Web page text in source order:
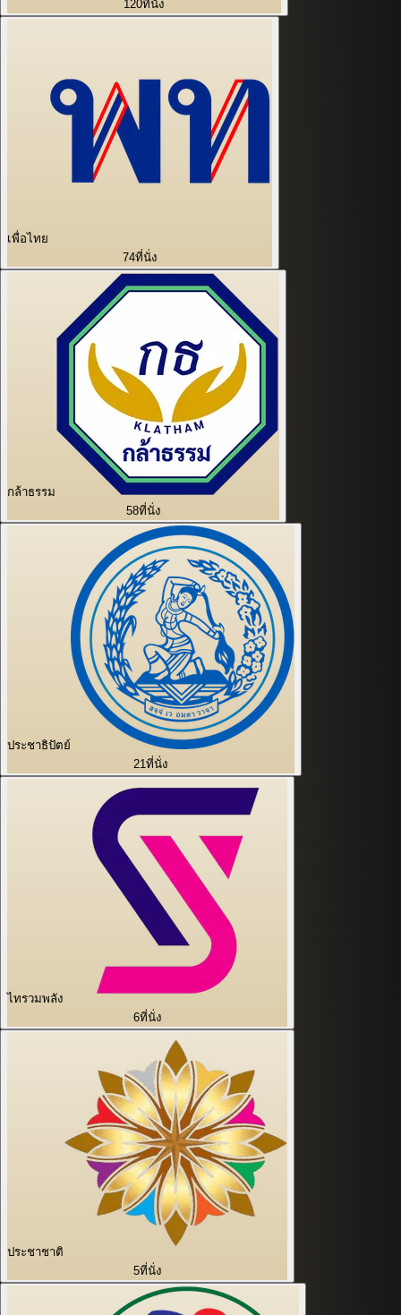
120ที่นั่ง
เพื่อไทย
74ที่นั่ง
กล้าธรรม
58ที่นั่ง
ประชาธิปัตย์
21ที่นั่ง
ไทรวมพลัง
6ที่นั่ง
ประชาชาติ
5ที่นั่ง